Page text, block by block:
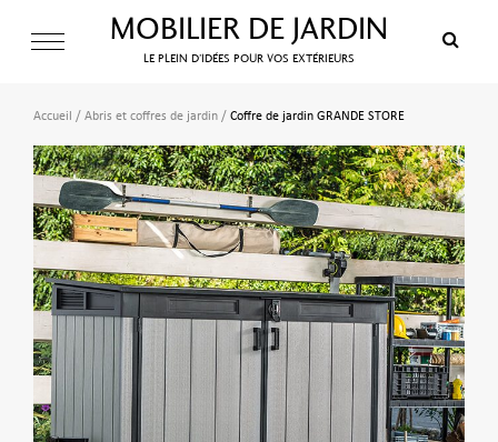
MOBILIER DE JARDIN
LE PLEIN D’IDÉES POUR VOS EXTÉRIEURS
Accueil /Abris et coffres de jardin/Coffre de jardin GRANDE STORE